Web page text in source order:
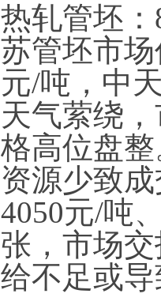
热轧管坯
苏管坯市
元/吨，中
天气萦绕
格高位盘
资源少致
4050元/吨
张，市场
给不足或